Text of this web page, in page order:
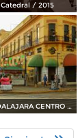
Catedral / 2015
GUADALAJARA CENTRO HISTORICO 2014